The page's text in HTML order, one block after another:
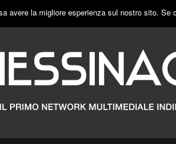
avere la migliore esperienza sul nostro sito.